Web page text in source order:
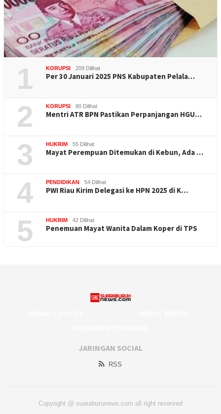
1 KORUPSI 209 Dilihat
Per 30 Januari 2025 PNS Kabupaten Pelala…
2 KORUPSI 80 Dilihat
Mentri ATR BPN Pastikan Perpanjangan HGU…
3 HUKRIM 55 Dilihat
Mayat Perempuan Ditemukan di Kebun, Ada …
4 PENDIDIKAN 54 Dilihat
PWI Riau Kirim Delegasi ke HPN 2025 di K…
5 HUKRIM 42 Dilihat
Penemuan Mayat Wanita Dalam Koper di TPS
JARINGAN SOCIAL
RSS
Copyright @ suaraburunews.com all right reserved